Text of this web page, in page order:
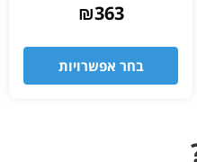
₪363
בחר אפשרויות